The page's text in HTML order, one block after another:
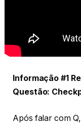
Informação #1
Questão:
Após falar com